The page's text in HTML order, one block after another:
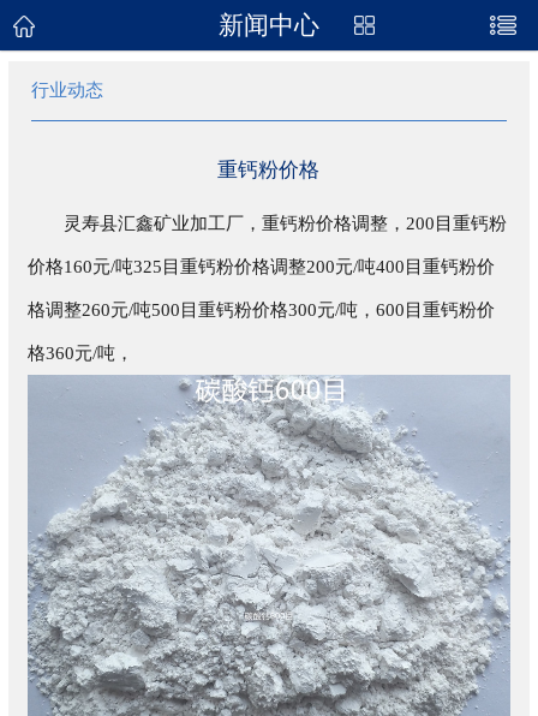
新闻资讯
企业地图
新闻中心
行业动态
重钙粉价格
灵寿县汇鑫矿业加工厂，重钙粉价格调整，200目重钙粉
价格160元/吨325目重钙粉价格调整200元/吨400目重钙粉价
格调整260元/吨500目重钙粉价格300元/吨，600目重钙粉价
格360元/吨，